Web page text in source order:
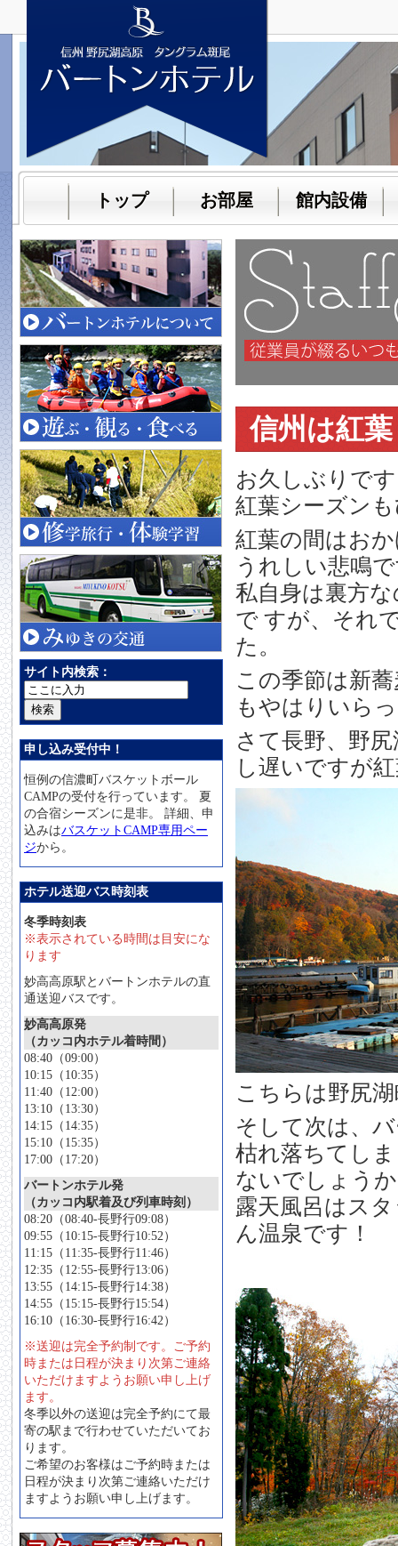
トップ お部屋 館内設備
信州は紅
お久しぶりで
紅葉シーズン
紅葉の間はお
うれしい悲鳴
私自身は裏方
で すが、それ
た。
この季節は新
もやはりいら
さて長野、野
し遅いですが
こちらは野尻
そして次は、
枯れ落ちてし
ないでしょう
露天風呂はス
ん温泉です！
サイト内検索：
申し込み受付中！
恒例の信濃町バスケットボール
CAMPの受付を行っています。 夏
の合宿シーズンに是非。 詳細、申
込みはバスケットCAMP専用ペー
ジから。
ホテル送迎バス時刻表
冬季時刻表
※表示されている時間は目安にな
ります
妙高高原駅とバートンホテルの直
通送迎バスです。
妙高高原発
（カッコ内ホテル着時間）
08:40（09:00）
10:15（10:35）
11:40（12:00）
13:10（13:30）
14:15（14:35）
15:10（15:35）
17:00（17:20）
バートンホテル発
（カッコ内駅着及び列車時刻）
08:20（08:40-長野行09:08）
09:55（10:15-長野行10:52）
11:15（11:35-長野行11:46）
12:35（12:55-長野行13:06）
13:55（14:15-長野行14:38）
14:55（15:15-長野行15:54）
16:10（16:30-長野行16:42）
※送迎は完全予約制です。ご予約
時または日程が決まり次第ご連絡
いただけますようお願い申し上げ
ます。
冬季以外の送迎は完全予約にて最
寄の駅まで行わせていただいてお
ります。
ご希望のお客様はご予約時または
日程が決まり次第ご連絡いただけ
ますようお願い申し上げます。